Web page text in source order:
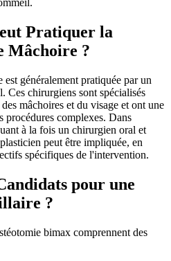
Pratiquer la
Mâchoire ?
généralement pratiquée par un
chirurgiens sont spécialisés
mâchoires et du visage et ont une
procédures complexes. Dans
à la fois un chirurgien oral et
peut être impliquée, en
spécifiques de l'intervention.
pour une
?
bimax comprennent des